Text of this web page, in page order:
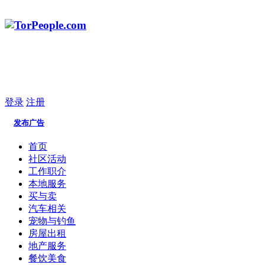
登录 注册
发布广告
首页
社区活动
工作职介
本地服务
买与卖
汽车相关
宠物与钓鱼
房屋出租
地产服务
餐饮美食